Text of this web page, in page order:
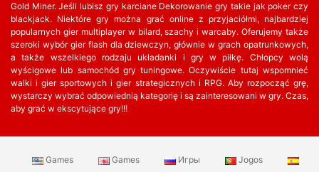
Gold Miner. Jeśli lubisz gry karciane Dekorowanie gry takie jak poker czy
blackjack. Niektóre gry można grać online z przyjaciółmi, najbardziej
popularnych gier multiplayer w bilard, szachy i warcaby. Oferujemy także
szeroki wybór gier flash dla dziewczyn, głównie w grach opatrunkowych,
a także wszelkiego rodzaju układanki i gry w piłkę. Chłopcy wolą
wyścigowe lub samochód gry tuningowe. Oczywiście tutaj wspomnieć
walki i gier sportowych i gier strategicznych i RPG. Aby rozpocząć grę,
wystarczy wybrać odpowiednią kategorię i są zainteresowani w gry. Czas,
aby grać w ekscytujące gry!!!
Games Games Игры
Jogos